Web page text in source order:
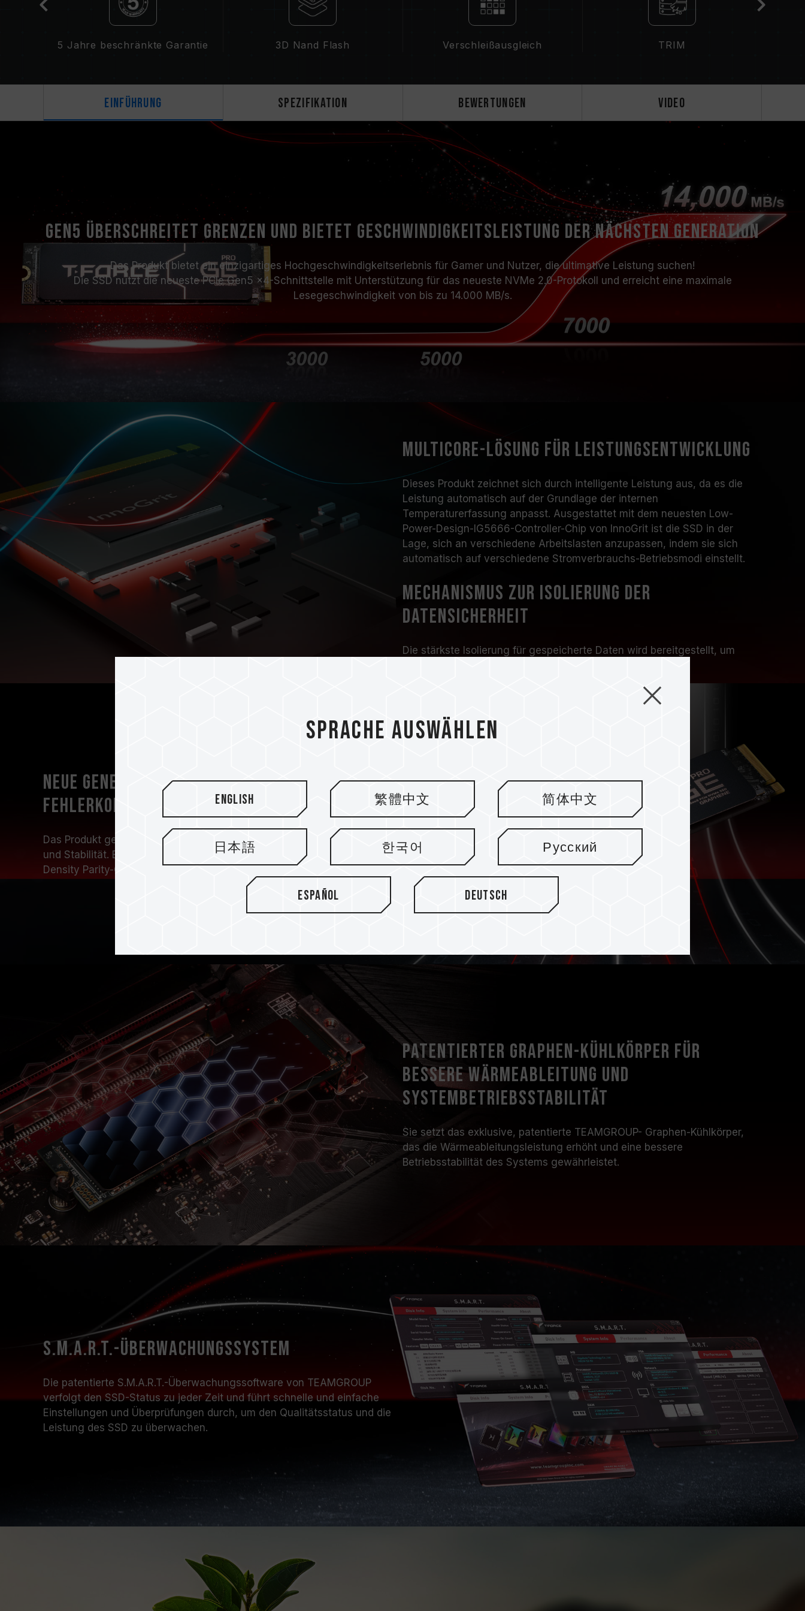
5 Jahre beschränkte Garantie 3D Nand Flash Verschleißausgleich TRIM
Einführung Spezifikation Bewertungen Video
Gen5 überschreitet Grenzen und bietet Geschwindigkeitsleistung der nächsten Generation
Das Produkt bietet ein einzigartiges Hochgeschwindigkeitserlebnis für Gamer und Nutzer, die ultimative Leistung suchen!
Die SSD nutzt die neueste PCIe Gen5 x4-Schnittstelle mit Unterstützung für das neueste NVMe 2.0-Protokoll und erreicht eine maximale
Lesegeschwindigkeit von bis zu 14.000 MB/s.
Multicore-Lösung für Leistungsentwicklung
Dieses Produkt zeichnet sich durch intelligente Leistung aus, da es die
Leistung automatisch auf der Grundlage der internen
Temperaturerfassung anpasst. Ausgestattet mit dem neuesten Low-
Power-Design-IG5666-Controller-Chip von InnoGrit ist die SSD in der
Lage, sich an verschiedene Arbeitslasten anzupassen, indem sie sich
automatisch auf verschiedene Stromverbrauchs-Betriebsmodi einstellt.
Mechanismus zur Isolierung der
Datensicherheit
Die stärkste Isolierung für gespeicherte Daten wird bereitgestellt, um
Das Produkt ist mit der verbesserten Sicherheitsisolierungsfunktion des
Controllers ausgestattet, um einen vollständigeren Datenspeicherprozess
Neue Generation der
Fehlerkorrekturtechnologie
Das Produkt gewährleistet Datengenauigkeit mit hervorragender Leistung
und Stabilität. Es verwendet die brandneue 4K-LDPC-Technologie (Low-
Density Parity-Check Code), um die Lebensdauer der SSD zu verlängern.
Patentierter Graphen-Kühlkörper für
bessere Wärmeableitung und
Systembetriebsstabilität
Sie setzt das exklusive, patentierte TEAMGROUP- Graphen-Kühlkörper,
das die Wärmeableitungsleistung erhöht und eine bessere
Betriebsstabilität des Systems gewährleistet.
S.M.A.R.T.-Überwachungssystem
Die patentierte S.M.A.R.T.-Überwachungssoftware von TEAMGROUP
verfolgt den SSD-Status zu jeder Zeit und führt schnelle und einfache
Einstellungen und Überprüfungen durch, um den Qualitätsstatus und die
Leistung des SSD zu überwachen.
Sprache auswählen
English 繁體中文 简体中文
日本語 한국어 Русский
Español Deutsch